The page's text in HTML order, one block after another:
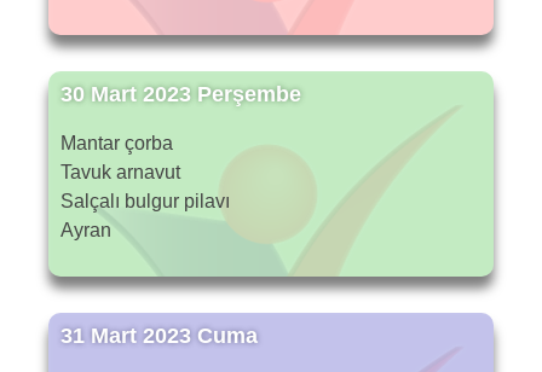
30 Mart 2023 Perşembe
Mantar çorba
Tavuk arnavut
Salçalı bulgur pilavı
Ayran
31 Mart 2023 Cuma